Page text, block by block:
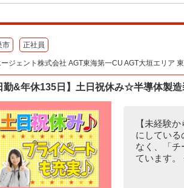
市 正社員
ジェント株式会社 AGT東海第一CU AGT大垣エリア
勤&年休135日】土日祝休み☆半導体製
【未経験
にしている
なく、「チ
ています